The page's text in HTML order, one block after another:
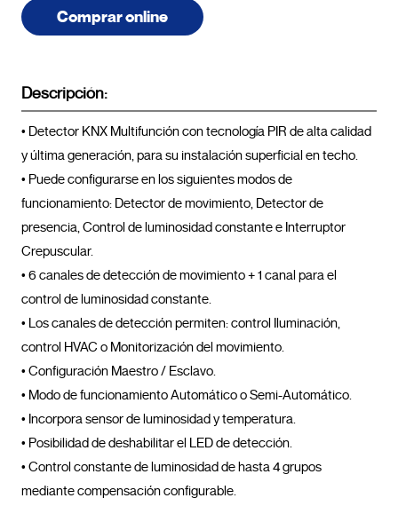
Comprar online
Descripción:
• Detector KNX Multifunción con tecnología PIR de alta calidad
y última generación, para su instalación superficial en techo.
• Puede configurarse en los siguientes modos de
funcionamiento: Detector de movimiento, Detector de
presencia, Control de luminosidad constante e Interruptor
Crepuscular.
• 6 canales de detección de movimiento + 1 canal para el
control de luminosidad constante.
• Los canales de detección permiten: control Iluminación,
control HVAC o Monitorización del movimiento.
• Configuración Maestro / Esclavo.
• Modo de funcionamiento Automático o Semi-Automático.
• Incorpora sensor de luminosidad y temperatura.
• Posibilidad de deshabilitar el LED de detección.
• Control constante de luminosidad de hasta 4 grupos
mediante compensación configurable.